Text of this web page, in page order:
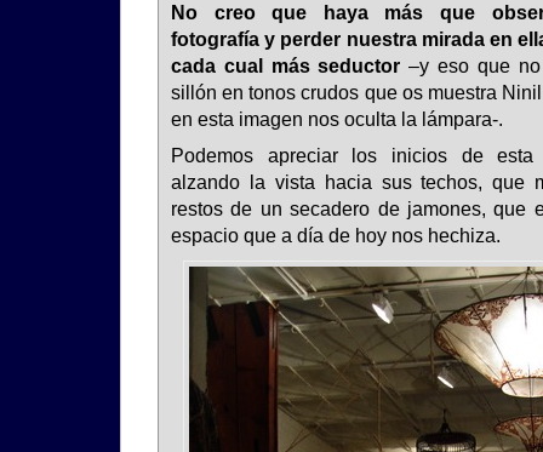
No creo que haya más que
fotografía y perder nuestra mirada en
cada cual más seductor –y eso que
sillón en tonos crudos que os muestra
en esta imagen nos oculta la lámpara-.
Podemos apreciar los inicios de esta
alzando la vista hacia sus techos, que
restos de un secadero de jamones, que
espacio que a día de hoy nos hechiza.